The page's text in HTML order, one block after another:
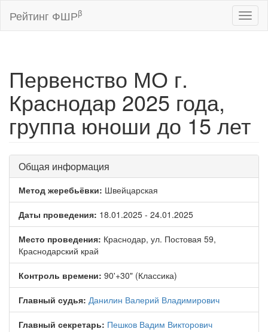
Рейтинг ФШРβ
Первенство МО г.
Краснодар 2025 года,
группа юноши до 15 лет
Общая информация
Метод жеребьёвки: Швейцарская
Даты проведения: 18.01.2025 - 24.01.2025
Место проведения: Краснодар, ул. Постовая 59,
Краснодарский край
Контроль времени: 90'+30" (Классика)
Главный судья: Данилин Валерий Владимирович
Главный секретарь: Пешков Вадим Викторович